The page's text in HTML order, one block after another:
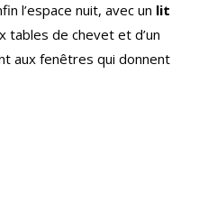
l’espace nuit, avec un lit
tables de chevet et d’un
aux fenêtres qui donnent